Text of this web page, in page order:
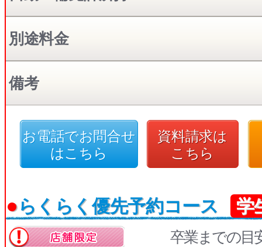
別途料金
備考
お電話でお問合せ
はこちら
資料請求は
こちら
●らくらく優先予約コース 学
卒業までの目